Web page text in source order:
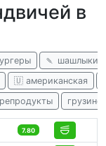
в
🍡 шашлыки
🇺 американская
7.80